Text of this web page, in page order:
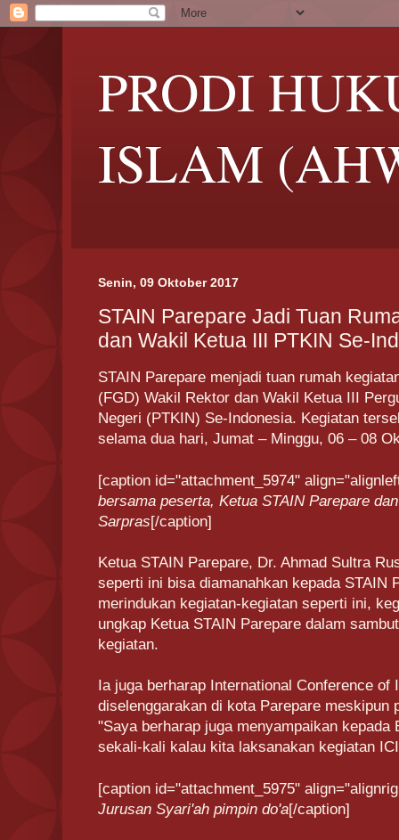
PRODI
ISLAM
Senin, 09 Oktober 2017
STAIN Parepare Jadi Tuan
dan Wakil Ketua III PTKIN Se-
STAIN Parepare menjadi tuan rumah
(FGD) Wakil Rektor dan Wakil Ketua III
Negeri (PTKIN) Se-Indonesia. Kegiatan
selama dua hari, Jumat – Minggu, 06 – 08
[caption id="attachment_5974"
bersama peserta, Ketua STAIN Parepare
Sarpras[/caption]
Ketua STAIN Parepare, Dr. Ahmad Sultra
seperti ini bisa diamanahkan kepada STAIN
merindukan kegiatan-kegiatan seperti ini,
ungkap Ketua STAIN Parepare dalam
kegiatan.
Ia juga berharap International Conference of
diselenggarakan di kota Parepare meskipun
"Saya berharap juga menyampaikan kepada
sekali-kali kalau kita laksanakan kegiatan
[caption id="attachment_5975"
Jurusan Syari'ah pimpin do'a[/caption]